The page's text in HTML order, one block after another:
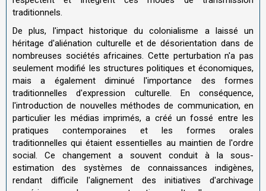
traditionnels.
De plus, l'impact historique du colonialisme a laissé un
héritage d'aliénation culturelle et de désorientation dans de
nombreuses sociétés africaines. Cette perturbation n'a pas
seulement modifié les structures politiques et économiques,
mais a également diminué l'importance des formes
traditionnelles d'expression culturelle. En conséquence,
l'introduction de nouvelles méthodes de communication, en
particulier les médias imprimés, a créé un fossé entre les
pratiques contemporaines et les formes orales
traditionnelles qui étaient essentielles au maintien de l'ordre
social. Ce changement a souvent conduit à la sous-
estimation des systèmes de connaissances indigènes,
rendant difficile l'alignement des initiatives d'archivage